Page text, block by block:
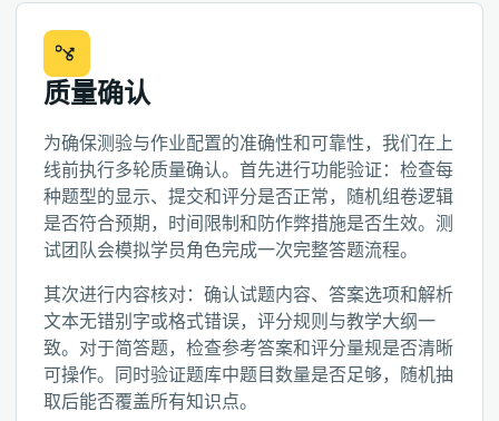
质量确认
为确保测验与作业配置的准确性和可靠性，我们在上
线前执行多轮质量确认。首先进行功能验证：检查每
种题型的显示、提交和评分是否正常，随机组卷逻辑
是否符合预期，时间限制和防作弊措施是否生效。测
试团队会模拟学员角色完成一次完整答题流程。
其次进行内容核对：确认试题内容、答案选项和解析
文本无错别字或格式错误，评分规则与教学大纲一
致。对于简答题，检查参考答案和评分量规是否清晰
可操作。同时验证题库中题目数量是否足够，随机抽
取后能否覆盖所有知识点。